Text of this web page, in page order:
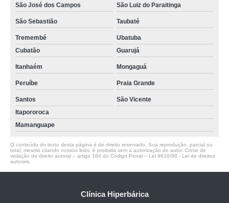
São José dos Campos São Luiz do Paraitinga
São Sebastião Taubaté
Tremembé
Ubatuba
Cubatão
Guarujá
Itanhaém Mongaguá
Peruíbe Praia Grande
Santos
São Vicente
Itapororoca
Mamanguape
O conteúdo do texto desta página é de direito reservado. Sua reprodução, parcial ou
total, mesmo citando nossos links, é proibida sem a autorização do autor. Crime de
violação de direito autoral – artigo 184 do Código Penal – Lei 9610/98 - Lei de direitos
autorais
Clínica Hiperbárica